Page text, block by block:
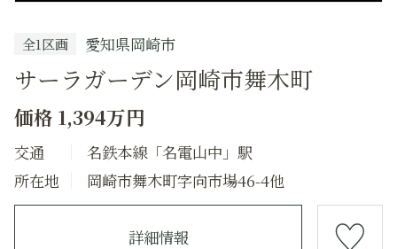
全1区画 愛知県岡崎市
サーラガーデン岡崎市舞木町
価格 1,394万円
交通
名鉄本線「名電山中」駅
所在地
岡崎市舞木町字向市場46-4他
詳細情報